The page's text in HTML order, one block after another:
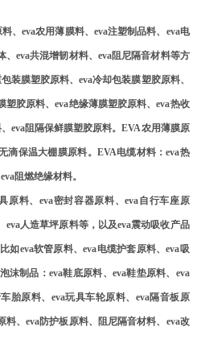
料、eva农用薄膜料、 eva注塑制品料、 eva电
、eva共混增韧材料、 eva阻尼隔音材料等方
装膜塑胶原料、eva冷却包装膜塑胶原料、
塑胶原料、eva绝缘薄膜塑胶原料、eva热收
eva阻隔保鲜膜塑胶原料。EVA农用薄膜原
滴保温大棚膜原料。 EVA电缆材料：eva热
eva阻燃绝缘材料。
原料、 eva密封容器原料、eva自行车座原
eva人造草坪原料等，以及eva震动吸收产品
如eva软管原料、eva电缆护套原料、eva吸
泡沫制品：eva鞋底原料、 eva鞋垫原料、 eva
胎原料、 eva玩具车轮原料、 eva隔音板原
料、eva防护板原料、阻尼隔音材料、 eva改